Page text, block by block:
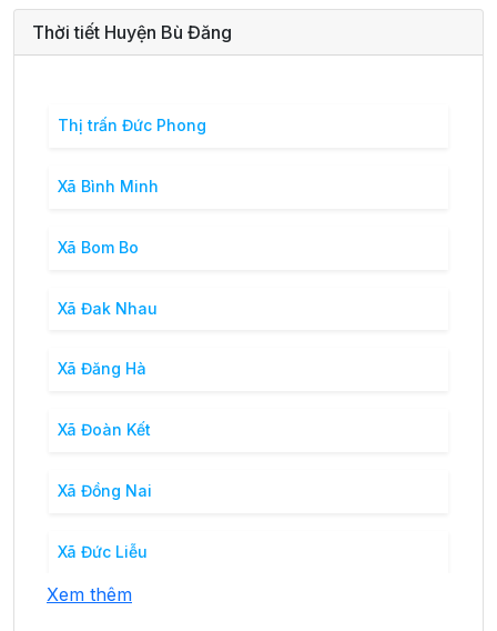
Thời tiết Huyện Bù Đăng
Thị trấn Đức Phong
Xã Bình Minh
Xã Bom Bo
Xã Đak Nhau
Xã Đăng Hà
Xã Đoàn Kết
Xã Đồng Nai
Xã Đức Liễu
Xem thêm